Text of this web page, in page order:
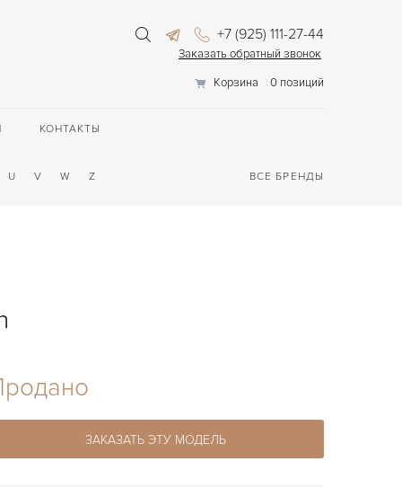
+7 (925) 111-27-44
Заказать обратный звонок
Корзина
0 позиций
КОНТАКТЫ
U V W Z ВСЕ БРЕНДЫ
ЗАКАЗАТЬ ЭТУ МОДЕЛЬ